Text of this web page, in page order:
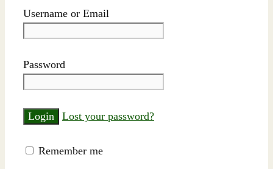
Username or Email
Password
Lost your password?
Remember me